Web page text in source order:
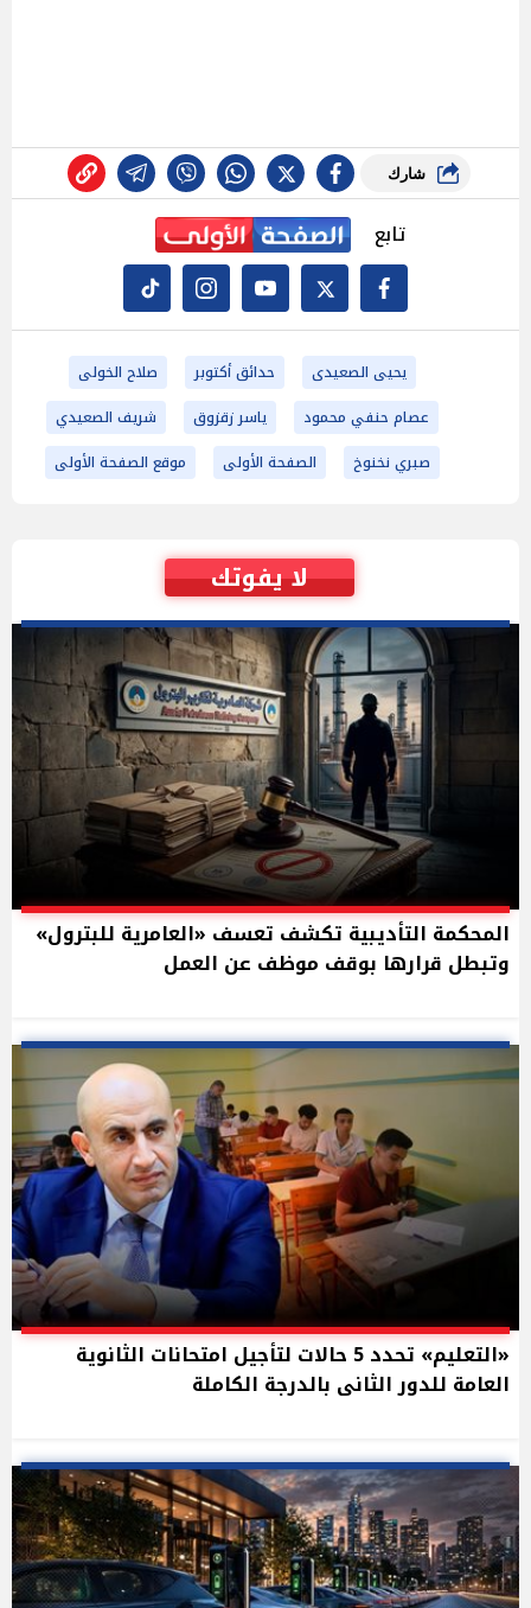
شارك
تابع
يحيى الصعيدى حدائق أكتوبر
صلاح الخولى
عصام حنفي محمود
ياسر زقزوق
شريف الصعيدي
صبري نخنوخ
الصفحة الأولى موقع الصفحة الأولى
لا يفوتك
المحكمة التأديبية تكشف تعسف «العامرية للبترول»
وتبطل قرارها بوقف موظف عن العمل
«التعليم» تحدد 5 حالات لتأجيل امتحانات الثانوية
العامة للدور الثانى بالدرجة الكاملة